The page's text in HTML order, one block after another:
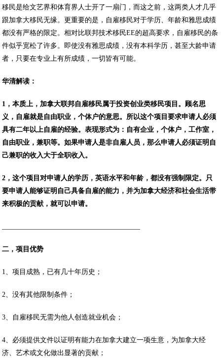
移民是给文艺界和体育界人士开了一扇门，而这之前，这两类人才几乎
跟加拿大移民无缘。更重要的是，自雇移民对于学历、年龄和雅思成绩
都没有严格的限定。相对比联邦技术移民EE的超高要求，自雇移民的条
件似乎宽松了许多。即使没有雅思成绩，没有本科学历，甚至大龄申请
者，只要在专业上有所成绩，一切皆有可能。
华清解读：
1，本质上，加拿大联邦自雇移民属于投资创业类移民项目。顾名思
义，自雇就是自由职业，个体户的意思。所以这个项目要求申请人必须
具有二年以上自雇的经验。表现形式为：自有企业，个体户，工作室，
自由职业，兼职等。如果申请人是非自雇人员，那么申请人必须证明自
己兼职的收入大于全职收入。
2，这个项目对申请人的学历，英语水平和年龄，都没有强制限定。只
要申请人能够证明自己具备自雇的能力，并为加拿大经济和社会生活带
来积极的贡献，就可以申请。
二，项目优势
1、项目成熟，已有几十年历史；
2、没有其他限制条件；
3、自雇移民无需为他人创造就业机会；
4、必须提供文件以证明有能力在加拿大建立一项生意，为加拿大经
济、艺术或文化做出显著的贡献；